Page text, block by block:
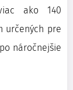
ako 140
určených pre
náročnejšie